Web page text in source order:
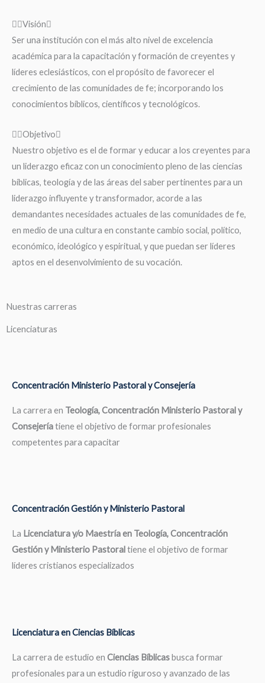
Visión
Ser una institución con el más alto nivel de excelencia
académica para la capacitación y formación de creyentes y
líderes eclesiásticos, con el propósito de favorecer el
crecimiento de las comunidades de fe; incorporando los
conocimientos bíblicos, científicos y tecnológicos.
Objetivo
Nuestro objetivo es el de formar y educar a los creyentes para
un liderazgo eficaz con un conocimiento pleno de las ciencias
bíblicas, teología y de las áreas del saber pertinentes para un
liderazgo influyente y transformador, acorde a las
demandantes necesidades actuales de las comunidades de fe,
en medio de una cultura en constante cambio social, político,
económico, ideológico y espiritual, y que puedan ser líderes
aptos en el desenvolvimiento de su vocación.
Nuestras carreras
Licenciaturas
Concentración Ministerio Pastoral y Consejería
La carrera en Teología, Concentración Ministerio Pastoral y
Consejeríatiene el objetivo de formar profesionales
competentes para capacitar
Concentración Gestión y Ministerio Pastoral
La Licenciatura y/o Maestría en Teología, Concentración
Gestión y Ministerio Pastoraltiene el objetivo de formar
líderes cristianos especializados
Licenciatura en Ciencias Bíblicas
La carrera de estudio en Ciencias Bíblicasbusca formar
profesionales para un estudio riguroso y avanzado de las